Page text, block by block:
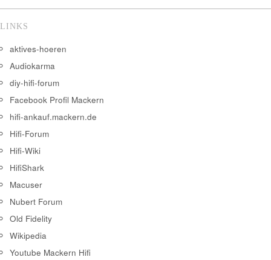
LINKS
aktives-hoeren
Audiokarma
diy-hifi-forum
Facebook Profil Mackern
hifi-ankauf.mackern.de
Hifi-Forum
Hifi-Wiki
HifiShark
Macuser
Nubert Forum
Old Fidelity
Wikipedia
Youtube Mackern Hifi